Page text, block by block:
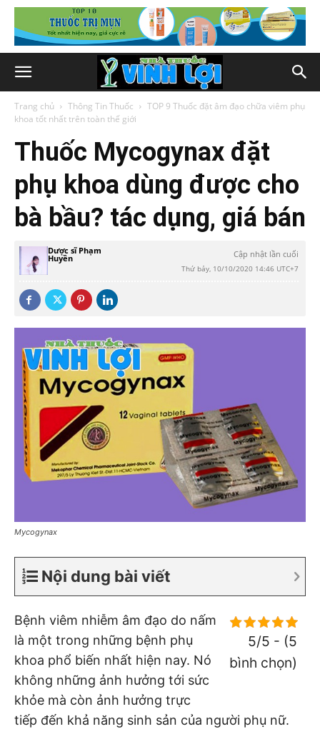
Trang chủ Thông Tin Thuốc
TOP 9 Thuốc đặt âm đạo chữa viêm phụ
khoa tốt nhất trên toàn thế giới
Thuốc Mycogynax đặt
phụ khoa dùng được cho
bà bầu? tác dụng, giá bán
Dược sĩ Phạm
Huyền Cập nhật lần cuối
Thứ bảy, 10/10/2020 14:46 UTC+7
Mycogynax
Nội dung bài viết
5/5 - (5
bình chọn)
Bệnh viêm nhiễm âm đạo do nấm
là một trong những bệnh phụ
khoa phổ biến nhất hiện nay. Nó
không những ảnh hưởng tới sức
khỏe mà còn ảnh hưởng trực
tiếp đến khả năng sinh sản của người phụ nữ.